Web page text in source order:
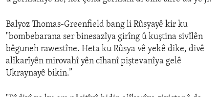
Balyoz Thomas-Greenfield bang li Rûsyayê kir ku
"bombebarana ser binesazîya girîng û kuştina sivîlên
bêguneh rawestîne. Heta ku Rûsya vê yekê dike, divê
alîkarîyên mirovahî yên cîhanî piştevanîya gelê
Ukraynayê bikin.”